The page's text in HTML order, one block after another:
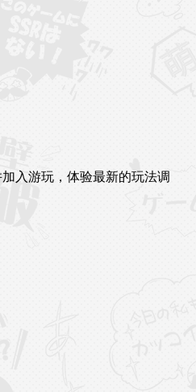
入游玩，体验最新的玩法调